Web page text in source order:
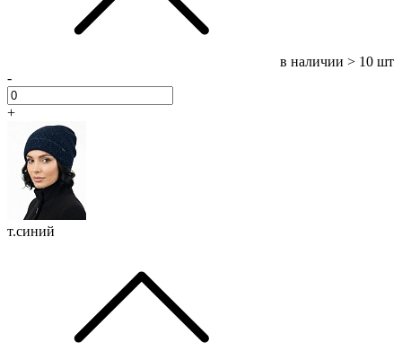
в наличии > 10 шт
-
+
т.синий